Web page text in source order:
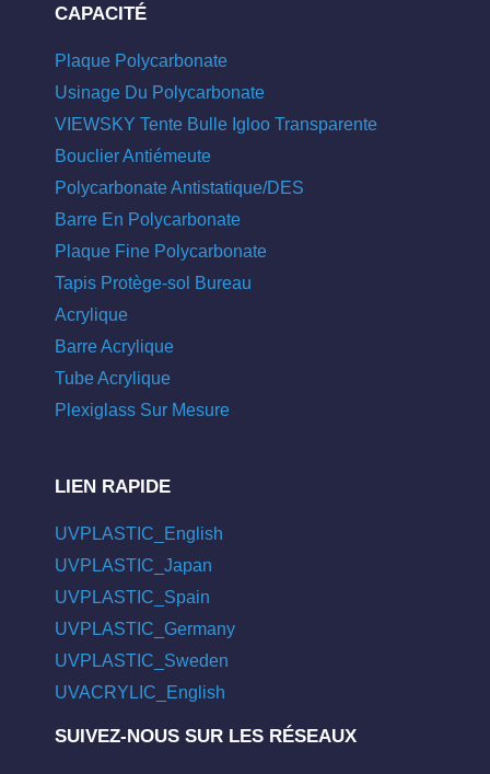
CAPACITÉ
Plaque Polycarbonate
Usinage Du Polycarbonate
VIEWSKY Tente Bulle Igloo Transparente
Bouclier Antiémeute
Polycarbonate Antistatique/DES
Barre En Polycarbonate
Plaque Fine Polycarbonate
Tapis Protège-sol Bureau
Acrylique
Barre Acrylique
Tube Acrylique
Plexiglass Sur Mesure
LIEN RAPIDE
UVPLASTIC_English
UVPLASTIC_Japan
UVPLASTIC_Spain
UVPLASTIC_Germany
UVPLASTIC_Sweden
UVACRYLIC_English
SUIVEZ-NOUS SUR LES RÉSEAUX